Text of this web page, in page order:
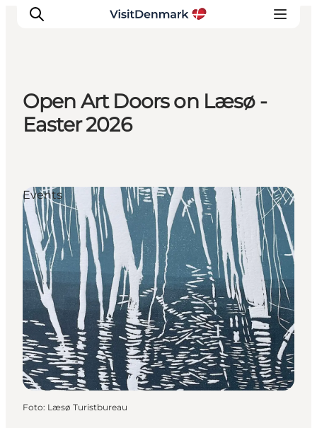
Ispirazioni
Pianifica il viaggio
Open Art Doors on Læsø -
Easter 2026
Events
Foto: Læsø Turistbureau